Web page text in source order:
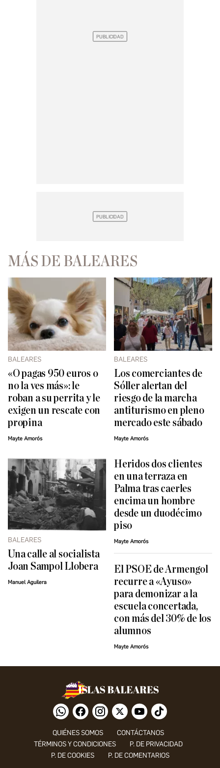
MÁS DE BALEARES
BALEARES
«O pagas 950 euros o
no la ves más»: le
roban a su perrita y le
exigen un rescate con
propina
Mayte Amorós
BALEARES
Los comerciantes de
Sóller alertan del
riesgo de la marcha
antiturismo en pleno
mercado este sábado
Mayte Amorós
BALEARES
Una calle al socialista
Joan Sampol Llobera
Manuel Aguilera
Heridos dos clientes
en una terraza en
Palma tras caerles
encima un hombre
desde un duodécimo
piso
Mayte Amorós
El PSOE de Armengol
recurre a «Ayuso»
para demonizar a la
escuela concertada,
con más del 30% de los
alumnos
Mayte Amorós
QUIÉNES SOMOS
CONTÁCTANOS
TÉRMINOS Y CONDICIONES
P. DE PRIVACIDAD
P. DE COOKIES
P. DE COMENTARIOS